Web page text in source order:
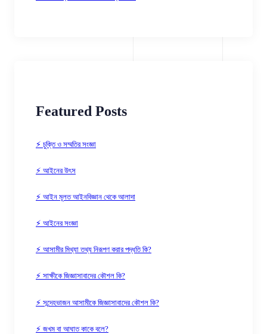
Featured Posts
⚡ চুক্তি ও সম্মতির সংজ্ঞা
⚡ আইনের উৎস
⚡ আইন মূলত আইনবিজ্ঞান থেকে আলাদা
⚡ আইনের সংজ্ঞা
⚡ আসামীর মিথ্যা তথ্য নিরূপণ করার পদ্ধতি কি?
⚡ সাক্ষীকে জিজ্ঞাসাবাদের কৌশল কি?
⚡ সন্দেহভাজন আসামীকে জিজ্ঞাসাবাদের কৌশল কি?
⚡ জখম বা আঘাত কাকে বলে?